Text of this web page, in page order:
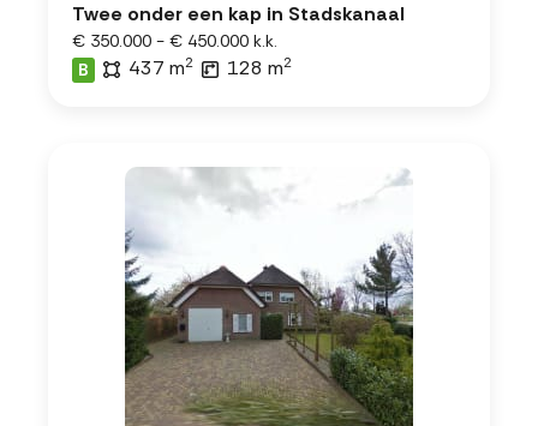
Twee onder een kap in Stadskanaal
€ 350.000 - € 450.000 k.k.
B
437 m2 128 m2